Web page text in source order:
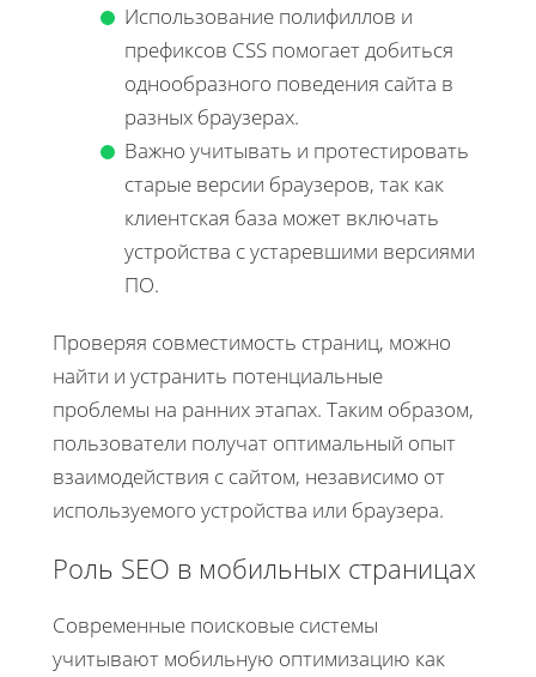
Использование полифиллов и
префиксов CSS помогает добиться
однообразного поведения сайта в
разных браузерах.
Важно учитывать и протестировать
старые версии браузеров, так как
клиентская база может включать
устройства с устаревшими версиями
ПО.
Проверяя совместимость страниц, можно
найти и устранить потенциальные
проблемы на ранних этапах. Таким образом,
пользователи получат оптимальный опыт
взаимодействия с сайтом, независимо от
используемого устройства или браузера.
Роль SEO в мобильных страницах
Современные поисковые системы
учитывают мобильную оптимизацию как